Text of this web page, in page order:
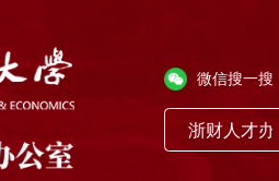
微信搜一搜